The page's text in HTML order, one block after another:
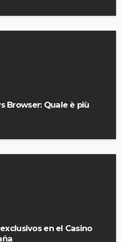
Browser: Quale è più
en el Casino